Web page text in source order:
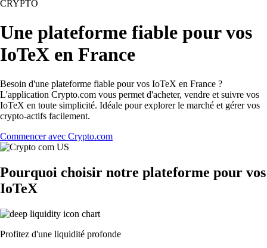
CRYPTO
Une plateforme fiable pour vos
IoTeX en France
Besoin d'une plateforme fiable pour vos IoTeX en France ?
L'application Crypto.com vous permet d'acheter, vendre et suivre vos
IoTeX en toute simplicité. Idéale pour explorer le marché et gérer vos
crypto-actifs facilement.
Commencer avec Crypto.com
Pourquoi choisir notre plateforme pour vos
IoTeX
Profitez d'une liquidité profonde